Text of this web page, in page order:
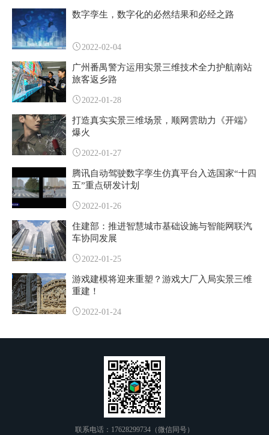
数字孪生，数字化的必然结果和必经之路
2022-02-04
广州番禺警方运用实景三维技术全力护航南站
旅客返乡路
2022-01-28
打造真实实景三维场景，顺网雲助力《开端》
爆火
2022-01-27
腾讯自动驾驶数字孪生仿真平台入选国家“十四
五”重点研发计划
2022-01-26
住建部：推进智慧城市基础设施与智能网联汽
车协同发展
2022-01-25
游戏建模将迎来重塑？游戏大厂入局实景三维
重建！
2022-01-24
联系电话：17628299734（微信同号）